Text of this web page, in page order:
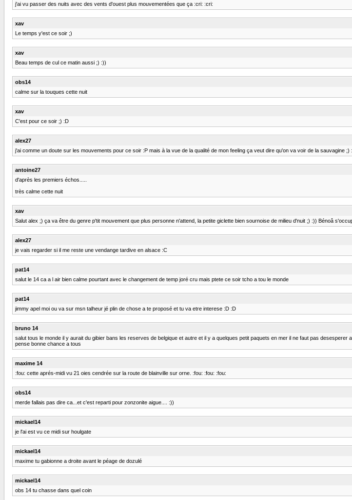
j'ai vu passer des nuits avec des vents d'ouest plus mouvementées que ça :cri: :cri:
xav
Le temps y'est ce soir ;)
xav
Beau temps de cul ce matin aussi ;) :))
obs14
calme sur la touques cette nuit
xav
C'est pour ce soir ;) :D
alex27
j'ai comme un doute sur les mouvements pour ce soir :P mais à la vue de la qualité de mon feeling ça veut dire qu'on va voir de la sauvagine ;)
antoine27
d'après les premiers échos.....
très calme cette nuit
xav
Salut alex ;) ça va être du genre p'tit mouvement que plus personne n'attend, la petite giclette bien sournoise de milieu d'nuit ;) :)) Bénoâ
alex27
je vais regarder si il me reste une vendange tardive en alsace :C
pat14
salut le 14 ca a l air bien calme pourtant avec le changement de temp joré cru mais ptete ce soir tcho a tou le monde
pat14
jimmy apel moi ou va sur msn talheur jé plin de chose a te proposé et tu va etre interese :D :D
bruno 14
salut tous le monde il y aurait du gibier bans les reserves de belgique et autre et il y a quelques petit paquets en mer il ne faut pas
pense bonne chance a tous
maxime 14
:fou: cette aprés-midi vu 21 oies cendrée sur la route de blainville sur orne. :fou: :fou: :fou:
obs14
merde fallais pas dire ca...et c'est reparti pour zonzonite aigue.... :))
mickael14
je l'ai est vu ce midi sur houlgate
mickael14
maxime tu gabionne a droite avant le péage de dozulé
mickael14
obs 14 tu chasse dans quel coin